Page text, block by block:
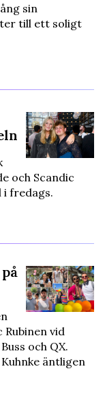
sin
till ett soligt
och Scandic
fredags.
vid
och QX.
äntligen